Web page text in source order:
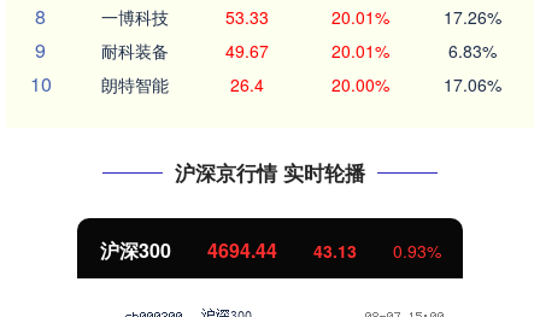
8 一博科技 53.33 20.01% 17.26%
9 耐科装备 49.67 20.01% 6.83%
10 朗特智能 26.4 20.00% 17.06%
沪深京行情 实时轮播
北证50 1134.24 11.37 1.01%